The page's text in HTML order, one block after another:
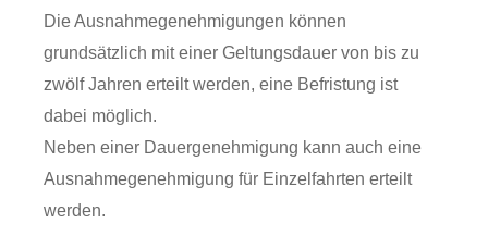
Die Ausnahmegenehmigungen können
grundsätzlich mit einer Geltungsdauer von bis zu
zwölf Jahren erteilt werden, eine Befristung ist
dabei möglich.
Neben einer Dauergenehmigung kann auch eine
Ausnahmegenehmigung für Einzelfahrten erteilt
werden.